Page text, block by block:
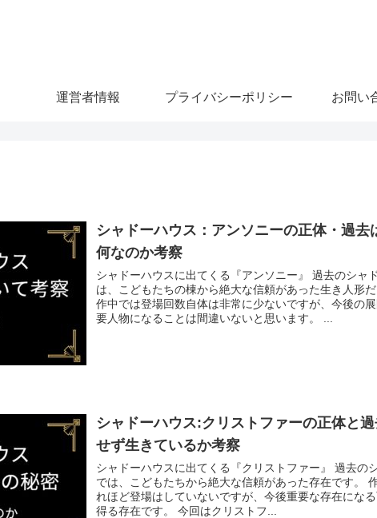
運営者情報 プライバシーポリシー お問い
シャドーハウス：アンソニーの正体・過去
何なのか考察
シャドーハウスに出てくる『アンソニー』 過去のシャ
は、こどもたちの棟から絶大な信頼があった生き人形だ
作中では登場回数自体は非常に少ないですが、今後の
要人物になることは間違いないと思います。 ...
シャドーハウス:クリストファーの正体と
せず生きているか考察
シャドーハウスに出てくる『クリストファー』 過去のシャドーハウス
では、こどもたちから絶大な信頼があった存在です。 作中ではまだそ
れほど登場はしていないですが、今後重要な存在にな
得る存在です。 今回はクリストフ...